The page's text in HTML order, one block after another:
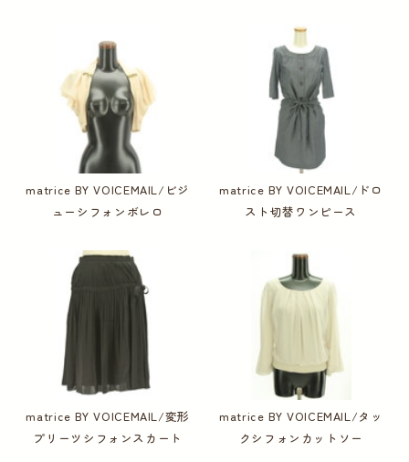
matrice BY VOICEMAIL/ビジ
ューシフォンボレロ
matrice BY VOICEMAIL/ドロ
スト切替ワンピース
matrice BY VOICEMAIL/変形
プリーツシフォンスカート
matrice BY VOICEMAIL/タッ
クシフォンカットソー